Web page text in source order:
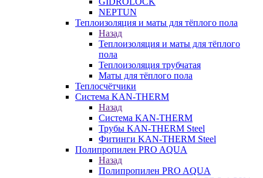
NEPTUN
Теплоизоляция и маты для тёплого пола
Назад
Теплоизоляция и маты для тёплого
пола
Теплоизоляция трубчатая
Маты для тёплого пола
Теплосчётчики
Система KAN-THERM
Назад
Система KAN-THERM
Трубы KAN-THERM Steel
Фитинги KAN-THERM Steel
Полипропилен PRO AQUA
Назад
Полипропилен PRO AQUA